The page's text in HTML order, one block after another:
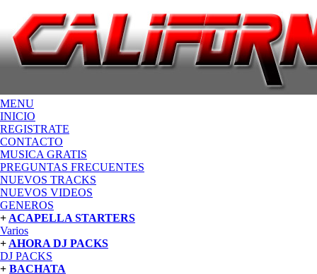
MENU
INICIO
REGISTRATE
CONTACTO
MUSICA GRATIS
PREGUNTAS FRECUENTES
NUEVOS TRACKS
NUEVOS VIDEOS
GENEROS
+ ACAPELLA STARTERS
Varios
+ AHORA DJ PACKS
DJ PACKS
+ BACHATA